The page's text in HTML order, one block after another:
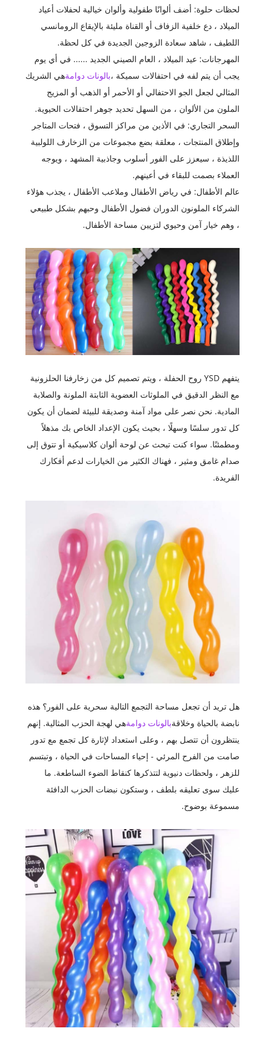
لحظات حلوة: أضف ألوانًا طفولية وألوان خيالية لحفلات أعياد
الميلاد ، دع خلفية الزفاف أو القناة مليئة بالإيقاع الرومانسي
اللطيف ، شاهد سعادة الزوجين الجديدة في كل لحظة.
المهرجانات: عيد الميلاد ، العام الصيني الجديد ...... في أي يوم
يجب أن يتم لفه في احتفالات سميكة ،بالونات دوامةهي الشريك
المثالي لجعل الجو الاحتفالي أو الأحمر أو الذهب أو المزيج
الملون من الألوان ، من السهل تحديد جوهر احتفالات الحيوية.
السحر التجاري: في الأذين من مراكز التسوق ، فتحات المتاجر
وإطلاق المنتجات ، معلقة بضع مجموعات من الزخارف اللولبية
اللذيذة ، سيعزز على الفور أسلوب وجاذبية المشهد ، ويوجه
العملاء بصمت للبقاء في أعينهم.
عالم الأطفال: في رياض الأطفال وملاعب الأطفال ، يجذب هؤلاء
الشركاء الملونون الدوران فضول الأطفال وحبهم بشكل طبيعي
، وهم خيار آمن وحيوي لتزيين مساحة الأطفال.
يتفهم YSD روح الحفلة ، ويتم تصميم كل من زخارفنا الحلزونية
مع النظر الدقيق في الملوثات العضوية الثابتة الملونة والصلابة
المادية. نحن نصر على مواد آمنة وصديقة للبيئة لضمان أن يكون
كل تدور سلسًا وسهلًا ، بحيث يكون الإعداد الخاص بك مذهلاً
ومطمئنًا. سواء كنت تبحث عن لوحة ألوان كلاسيكية أو تتوق إلى
صدام غامق ومثير ، فهناك الكثير من الخيارات لدعم أفكارك
الفريدة.
هل تريد أن تجعل مساحة التجمع التالية سحرية على الفور؟ هذه
نابضة بالحياة وخلاقةبالونات دوامةهي لهجة الحزب المثالية. إنهم
ينتظرون أن تتصل بهم ، وعلى استعداد لإثارة كل تجمع مع تدور
صامت من الفرح المرئي - إحياء المساحات في الحياة ، وتبتسم
للزهر ، ولحظات دنيوية لتتذكرها كنقاط الضوء الساطعة. ما
عليك سوى تعليقه بلطف ، وستكون نبضات الحزب الدافئة
مسموعة بوضوح.